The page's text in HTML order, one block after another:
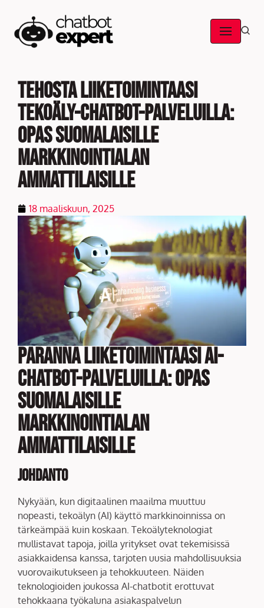
Skip
Tehosta liiketoimintaasi
tekoäly-chatbot-palveluilla:
opas suomalaisille
markkinointialan
ammattilaisille
18 maaliskuun, 2025
Paranna liiketoimintaasi AI-
chatbot-palveluilla: Opas
suomalaisille
markkinointialan
ammattilaisille
Johdanto
Nykyään, kun digitaalinen maailma muuttuu
nopeasti, tekoälyn (AI) käyttö markkinoinnissa on
tärkeämpää kuin koskaan. Tekoälyteknologiat
mullistavat tapoja, joilla yritykset ovat tekemisissä
asiakkaidensa kanssa, tarjoten uusia mahdollisuuksia
vuorovaikutukseen ja tehokkuuteen. Näiden
teknologioiden joukossa AI-chatbotit erottuvat
tehokkaana työkaluna asiakaspalvelun